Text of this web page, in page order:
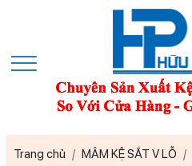
Trang chủ MÂM KỆ SẮT V LỖ